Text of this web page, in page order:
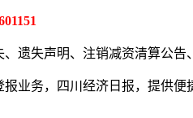
遗失声明、注销减资清算公告
业务，四川经济日报，提供便